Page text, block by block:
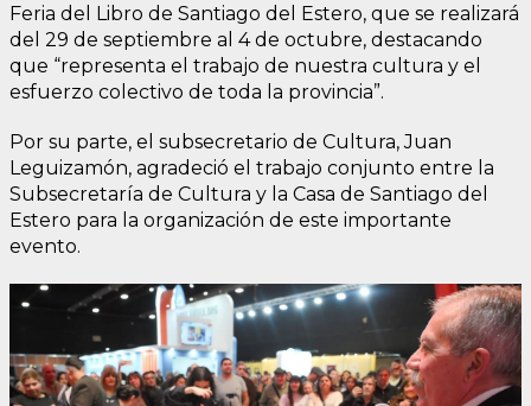
Feria del Libro de Santiago del Estero, que se realizará
del 29 de septiembre al 4 de octubre, destacando
que “representa el trabajo de nuestra cultura y el
esfuerzo colectivo de toda la provincia”.
Por su parte, el subsecretario de Cultura, Juan
Leguizamón, agradeció el trabajo conjunto entre la
Subsecretaría de Cultura y la Casa de Santiago del
Estero para la organización de este importante
evento.